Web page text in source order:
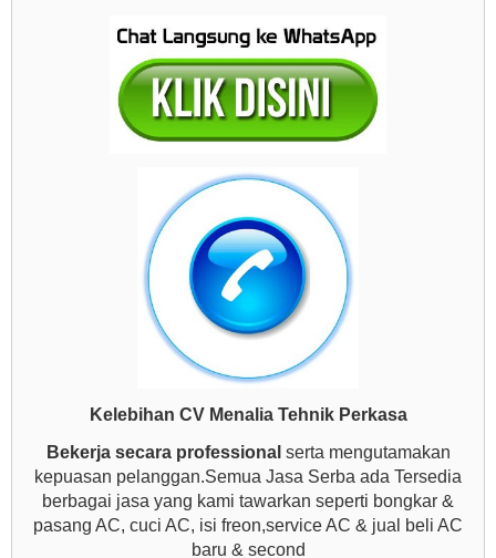
Kelebihan CV Menalia Tehnik Perkasa
Bekerja secara professional serta mengutamakan
kepuasan pelanggan.Semua Jasa Serba ada Tersedia
berbagai jasa yang kami tawarkan seperti bongkar &
pasang AC, cuci AC, isi freon,service AC & jual beli AC
baru & second